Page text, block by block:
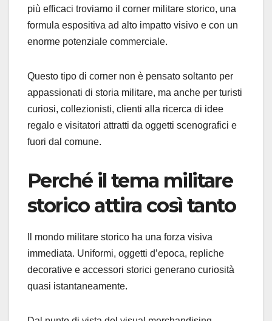
più efficaci troviamo il corner militare storico, una
formula espositiva ad alto impatto visivo e con un
enorme potenziale commerciale.
Questo tipo di corner non è pensato soltanto per
appassionati di storia militare, ma anche per turisti
curiosi, collezionisti, clienti alla ricerca di idee
regalo e visitatori attratti da oggetti scenografici e
fuori dal comune.
Perché il tema militare
storico attira così tanto
Il mondo militare storico ha una forza visiva
immediata. Uniformi, oggetti d’epoca, repliche
decorative e accessori storici generano curiosità
quasi istantaneamente.